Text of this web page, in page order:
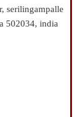
serilingampalle
502034, india